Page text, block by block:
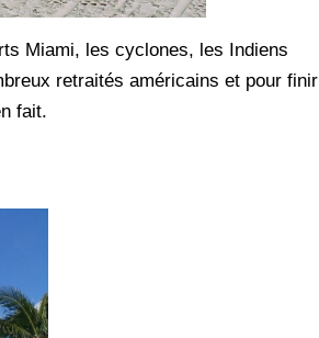
Miami, les cyclones, les Indiens
retraités américains et pour finir
fait.